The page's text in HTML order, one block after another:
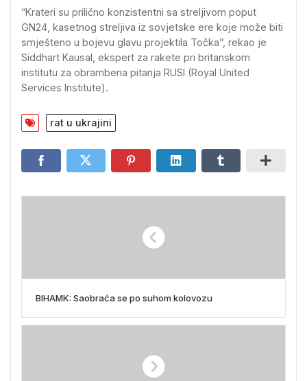
“Krateri su prilično konzistentni sa streljivom poput
GN24, kasetnog streljiva iz sovjetske ere koje može biti
smješteno u bojevu glavu projektila Točka”, rekao je
Siddhart Kausal, ekspert za rakete pri britanskom
institutu za obrambena pitanja RUSI (Royal United
Services Institute).
rat u ukrajini
BIHAMK: Saobraća se po suhom kolovozu